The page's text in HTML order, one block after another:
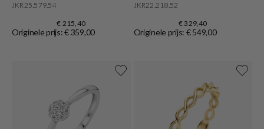
JKR25.579.54
€ 215,40
Originele prijs: € 359,00
JKR22.218.52
€ 329,40
Originele prijs: € 549,00